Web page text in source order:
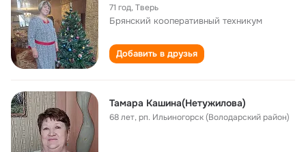
71 год,Тверь
Брянский кооперативный техникум
Добавить в друзья
Тамара Кашина(Нетужилова)
68 лет,рп. Ильиногорск (Володарский район)